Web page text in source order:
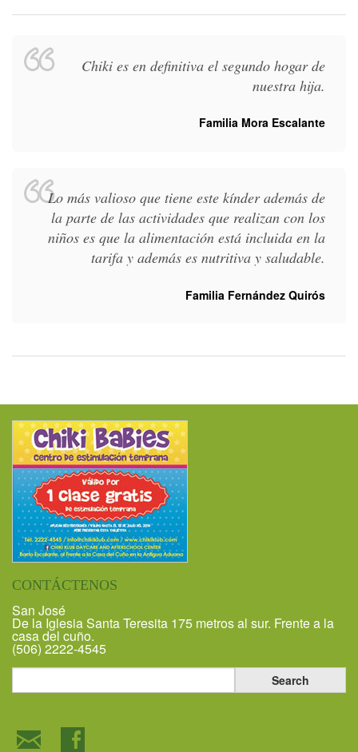
Chiki es en definitiva el segundo hogar de
nuestra hija.
Familia Mora Escalante
Lo más valioso que tiene este kínder además de
la parte de las actividades que realizan con los
niños es que la alimentación está incluida en la
tarifa y además es nutritiva y saludable.
Familia Fernández Quirós
CONTÁCTENOS
San José
De la Iglesia Santa Teresita 175 metros al sur. Frente a la
casa del cuño.
(506) 2222-4545